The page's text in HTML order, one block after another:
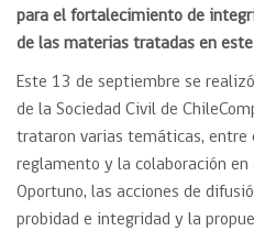
para el fortalecimiento de
de las materias tratadas en
Este 13 de septiembre se
de la Sociedad Civil de
trataron varias temáticas, entre
reglamento y la colaboración en
Oportuno, las acciones de
probidad e integridad y la